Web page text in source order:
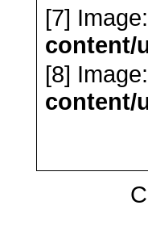
[7] Image:
content/
[8] Image:
content/